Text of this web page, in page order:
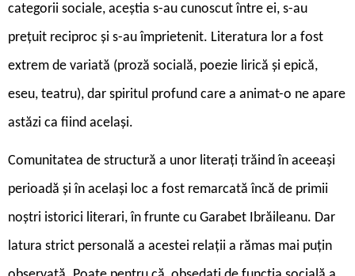
categorii sociale, aceștia s-au cunoscut între ei, s-au
prețuit reciproc și s-au împrietenit. Literatura lor a fost
extrem de variată (proză socială, poezie lirică și epică,
eseu, teatru), dar spiritul profund care a animat-o ne apare
astăzi ca fiind același.
Comunitatea de structură a unor literați trăind în aceeași
perioadă și în același loc a fost remarcată încă de primii
noștri istorici literari, în frunte cu Garabet Ibrăileanu. Dar
latura strict personală a acestei relații a rămas mai puțin